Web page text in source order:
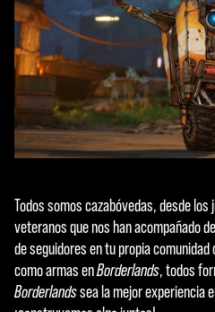
Todos somos cazabóvedas, desde
veteranos que nos han acompañado
de seguidores en tu propia
como armas enBorderlands, todos
Borderlandssea la mejor experiencia